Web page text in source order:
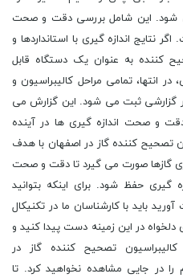
شود. این شامل بررسی دقت و صحت
نتایج اندازه گیری با استانداردها و
کننده به عنوان یک دستگاه قابل
انتها، تمامی مراحل کالیبراسیون و
در گزارشی ثبت می شود. این گزارش می
دقت و صحت اندازه گیری ها در آینده
تصحیح کننده گاز در اصفهان با هدف
گازها صورت می گیرد تا دقت و صحت
گیری حفظ شود. برای اینکه بتوانید
باید با کارشناسان ما در تکنیکال
در این زمینه دست پیدا کنید و
تصحیح کننده گاز در
در جایی مشاهده نخواهید کرد. تا